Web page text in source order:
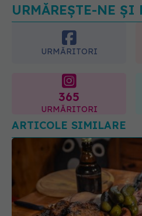
URMĂREȘTE-NE ȘI
URMĂRITORI
365
URMĂRITORI
ARTICOLE SIMILARE